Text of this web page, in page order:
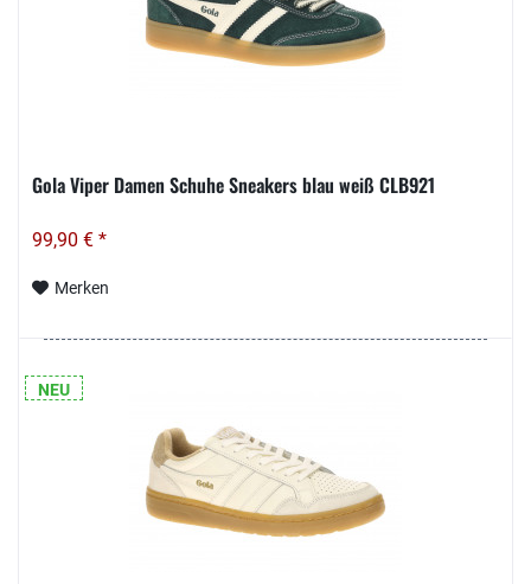
Gola Viper Damen Schuhe Sneakers blau weiß CLB921
99,90 € *
Merken
NEU